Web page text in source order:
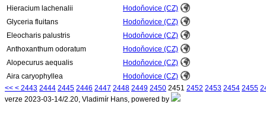
Hieracium lachenalii
Hodoňovice (CZ)
Glyceria fluitans
Hodoňovice (CZ)
Eleocharis palustris
Hodoňovice (CZ)
Anthoxanthum odoratum
Hodoňovice (CZ)
Alopecurus aequalis
Hodoňovice (CZ)
Aira caryophyllea
Hodoňovice (CZ)
<< < 2443 2444 2445 2446 2447 2448 2449 2450 2451 2452 2453 2454 2455
verze 2023-03-14/2.20, Vladimír Hans, powered by